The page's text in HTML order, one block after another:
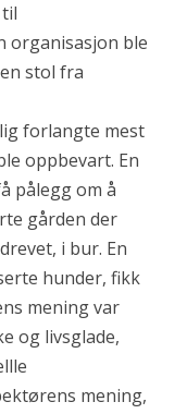
organisasjon ble
stol fra
forlangte mest
oppbevart. En
pålegg om å
gården der
i bur. En
hunder, fikk
mening var
og livsglade,
mening,